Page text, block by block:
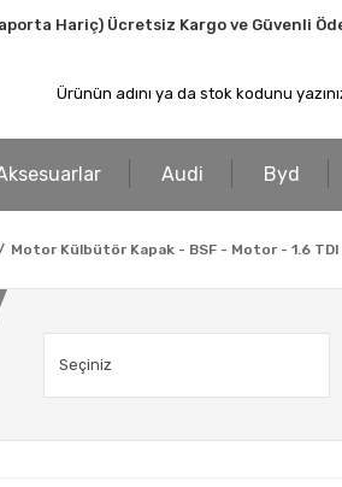
Hariç) Ücretsiz Kargo ve Güvenli
Audi Byd
Motor Külbütör Kapak - BSF - Motor - 1.6 TDI